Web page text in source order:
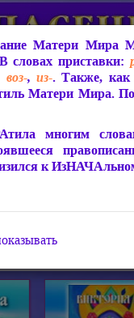
Матери Мира
Матери Мира
словах приставки:
воз-,из-. Также, как
Матери Мира.
многим
к